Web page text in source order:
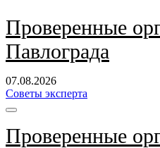
Перейти
к
содержанию
Проверенные
Павлограда
07.08.2026
Советы эксперта
Проверенные